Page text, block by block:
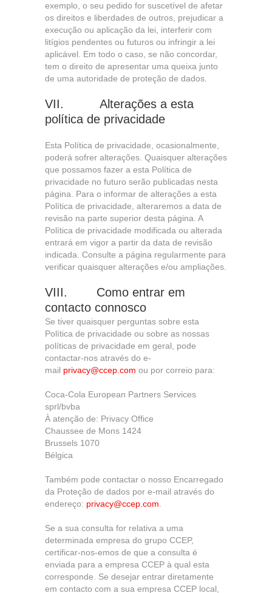
exemplo, o seu pedido for suscetível de afetar
os direitos e liberdades de outros, prejudicar a
execução ou aplicação da lei, interferir com
litígios pendentes ou futuros ou infringir a lei
aplicável. Em todo o caso, se não concordar,
tem o direito de apresentar uma queixa junto
de uma autoridade de proteção de dados.
VII. Alterações a esta
política de privacidade
Esta Política de privacidade, ocasionalmente,
poderá sofrer alterações. Quaisquer alterações
que possamos fazer a esta Política de
privacidade no futuro serão publicadas nesta
página. Para o informar de alterações a esta
Política de privacidade, alteraremos a data de
revisão na parte superior desta página. A
Política de privacidade modificada ou alterada
entrará em vigor a partir da data de revisão
indicada. Consulte a página regularmente para
verificar quaisquer alterações e/ou ampliações.
VIII. Como entrar em
contacto connosco
Se tiver quaisquer perguntas sobre esta
Política de privacidade ou sobre as nossas
políticas de privacidade em geral, pode
contactar-nos através do e-
mail privacy@ccep.com ou por correio para:
Coca-Cola European Partners Services
sprl/bvba
À atenção de: Privacy Office
Chaussee de Mons 1424
Brussels 1070
Bélgica
Também pode contactar o nosso Encarregado
da Proteção de dados por e-mail através do
endereço: privacy@ccep.com
Se a sua consulta for relativa a uma
determinada empresa do grupo CCEP,
certificar-nos-emos de que a consulta é
enviada para a empresa CCEP à qual esta
corresponde. Se desejar entrar diretamente
em contacto com a sua empresa CCEP local,